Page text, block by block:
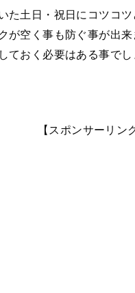
た土日・祝日にコツコ
が空く事も防ぐ事が出
ておく必要はある事でし
【スポンサーリン